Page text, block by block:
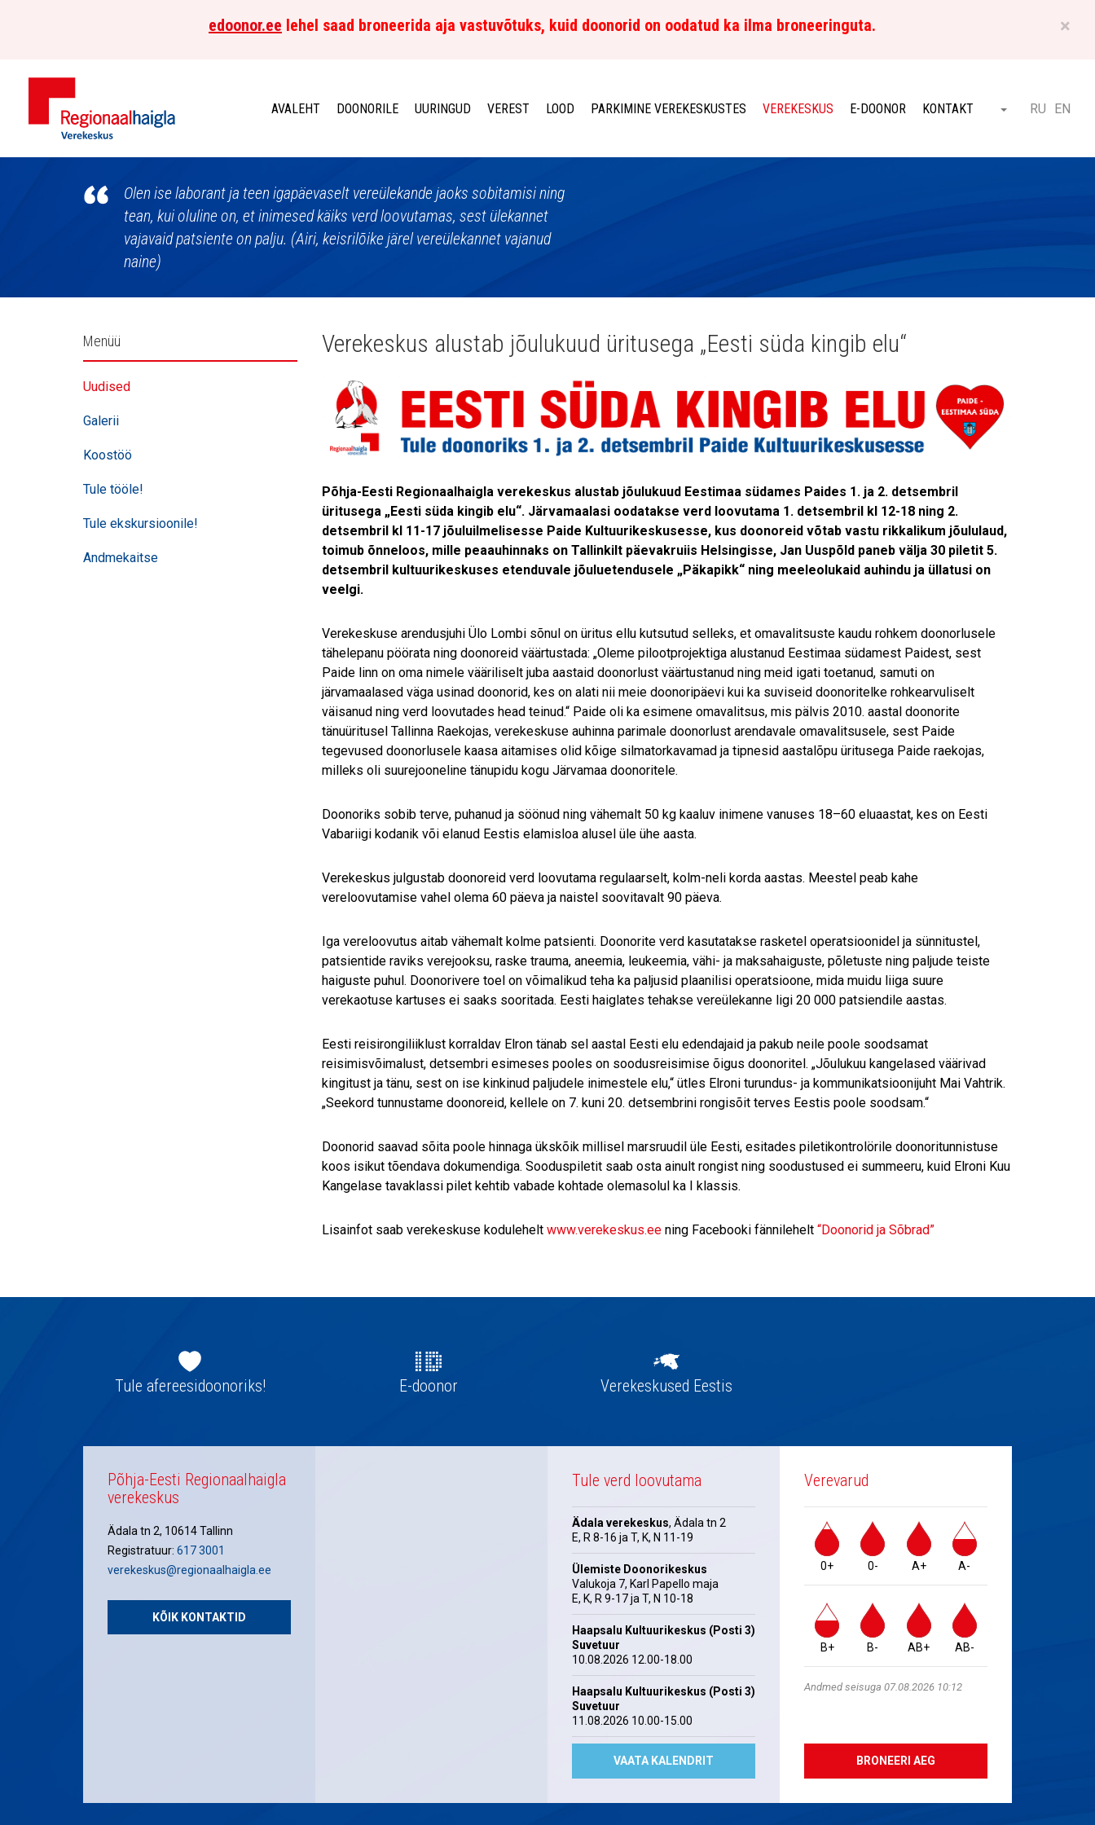
×
edoonor.ee lehel saad broneerida aja vastuvõtuks, kuid doonorid on oodatud ka ilma broneeringuta.
Põhja-
Eesti
Regionaalhaigla
Verekeskus
AVALEHT DOONORILE UURINGUD VEREST LOOD PARKIMINE VEREKESKUSTES VEREKESKUS E-DOONOR KONTAKT Otsi ET
RU EN
Olen ise laborant ja teen igapäevaselt vereülekande jaoks sobitamisi ning
tean, kui oluline on, et inimesed käiks verd loovutamas, sest ülekannet
vajavaid patsiente on palju. (Airi, keisrilõike järel vereülekannet vajanud
naine)
Külgpaani
navigatsioon
Menüü
Uudised
Galerii
Koostöö
Tule tööle!
Tule ekskursioonile!
Andmekaitse
Verekeskus alustab jõulukuud üritusega „Eesti süda kingib elu“
Põhja-Eesti Regionaalhaigla verekeskus alustab jõulukuud Eestimaa südames Paides 1. ja 2. detsembril
üritusega „Eesti süda kingib elu“. Järvamaalasi oodatakse verd loovutama 1. detsembril kl 12-18 ning 2.
detsembril kl 11-17 jõuluilmelisesse Paide Kultuurikeskusesse, kus doonoreid võtab vastu rikkalikum jõululaud,
toimub õnneloos, mille peaauhinnaks on Tallinkilt päevakruiis Helsingisse, Jan Uuspõld paneb välja 30 piletit 5.
detsembril kultuurikeskuses etenduvale jõuluetendusele „Päkapikk“ ning meeleolukaid auhindu ja üllatusi on
veelgi.
Verekeskuse arendusjuhi Ülo Lombi sõnul on üritus ellu kutsutud selleks, et omavalitsuste kaudu rohkem doonorlusele
tähelepanu pöörata ning doonoreid väärtustada: „Oleme pilootprojektiga alustanud Eestimaa südamest Paidest, sest
Paide linn on oma nimele vääriliselt juba aastaid doonorlust väärtustanud ning meid igati toetanud, samuti on
järvamaalased väga usinad doonorid, kes on alati nii meie doonoripäevi kui ka suviseid doonoritelke rohkearvuliselt
väisanud ning verd loovutades head teinud.“ Paide oli ka esimene omavalitsus, mis pälvis 2010. aastal doonorite
tänuüritusel Tallinna Raekojas, verekeskuse auhinna parimale doonorlust arendavale omavalitsusele, sest Paide
tegevused doonorlusele kaasa aitamises olid kõige silmatorkavamad ja tipnesid aastalõpu üritusega Paide raekojas,
milleks oli suurejooneline tänupidu kogu Järvamaa doonoritele.
Doonoriks sobib terve, puhanud ja söönud ning vähemalt 50 kg kaaluv inimene vanuses 18–60 eluaastat, kes on Eesti
Vabariigi kodanik või elanud Eestis elamisloa alusel üle ühe aasta.
Verekeskus julgustab doonoreid verd loovutama regulaarselt, kolm-neli korda aastas. Meestel peab kahe
vereloovutamise vahel olema 60 päeva ja naistel soovitavalt 90 päeva.
Iga vereloovutus aitab vähemalt kolme patsienti. Doonorite verd kasutatakse rasketel operatsioonidel ja sünnitustel,
patsientide raviks verejooksu, raske trauma, aneemia, leukeemia, vähi- ja maksahaiguste, põletuste ning paljude teiste
haiguste puhul. Doonorivere toel on võimalikud teha ka paljusid plaanilisi operatsioone, mida muidu liiga suure
verekaotuse kartuses ei saaks sooritada. Eesti haiglates tehakse vereülekanne ligi 20 000 patsiendile aastas.
Eesti reisirongiliiklust korraldav Elron tänab sel aastal Eesti elu edendajaid ja pakub neile poole soodsamat
reisimisvõimalust, detsembri esimeses pooles on soodusreisimise õigus doonoritel. „Jõulukuu kangelased väärivad
kingitust ja tänu, sest on ise kinkinud paljudele inimestele elu,“ ütles Elroni turundus- ja kommunikatsioonijuht Mai Vahtrik.
„Seekord tunnustame doonoreid, kellele on 7. kuni 20. detsembrini rongisõit terves Eestis poole soodsam.“
Doonorid saavad sõita poole hinnaga ükskõik millisel marsruudil üle Eesti, esitades piletikontrolörile doonoritunnistuse
koos isikut tõendava dokumendiga. Sooduspiletit saab osta ainult rongist ning soodustused ei summeeru, kuid Elroni Kuu
Kangelase tavaklassi pilet kehtib vabade kohtade olemasolul ka I klassis.
Lisainfot saab verekeskuse kodulehelt www.verekeskus.eening Facebooki fännilehelt “Doonorid ja Sõbrad”
navigatsioonTule afereesidoonoriks! E-doonor Verekeskused Eestis
Põhja-Eesti Regionaalhaigla
verekeskus
Ädala tn 2, 10614 Tallinn
Registratuur: 617 3001
verekeskus@regionaalhaigla.ee
KÕIK KONTAKTID
Tule verd loovutama
Ädala verekeskus, Ädala tn 2
E, R 8-16 ja T, K, N 11-19
Ülemiste Doonorikeskus
Valukoja 7, Karl Papello maja
E, K, R 9-17 ja T, N 10-18
Haapsalu Kultuurikeskus (Posti 3)
Suvetuur
10.08.2026 12.00-18.00
Haapsalu Kultuurikeskus (Posti 3)
Suvetuur
11.08.2026 10.00-15.00
VAATA KALENDRIT
Verevarud
0+ 0- A+ A-
B+ B- AB+ AB-
Andmed seisuga 07.08.2026 10:12
BRONEERI AEG